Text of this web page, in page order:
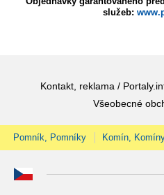
služeb:
Kontakt, reklama /
Všeobecné
Pomník, Pomníky Komín,